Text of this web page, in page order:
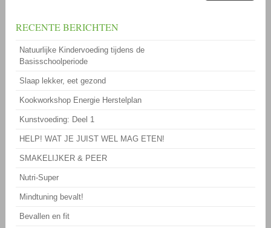
RECENTE BERICHTEN
Natuurlijke Kindervoeding tijdens de
Basisschoolperiode
Slaap lekker, eet gezond
Kookworkshop Energie Herstelplan
Kunstvoeding: Deel 1
HELP! WAT JE JUIST WEL MAG ETEN!
SMAKELIJKER & PEER
Nutri-Super
Mindtuning bevalt!
Bevallen en fit